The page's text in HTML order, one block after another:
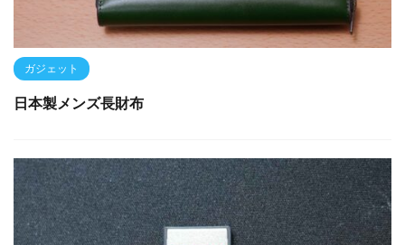
ガジェット
日本製メンズ長財布